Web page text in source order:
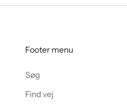
Footer menu
Søg
Find vej